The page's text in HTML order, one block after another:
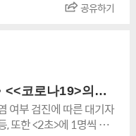
동자애국자를 발굴하여
이 되게 하며 “민족의 섬
가 특별공로상 시상 및
는 훌륭한 우수활동자를
타의 모범이 되게 하여
: 명재선 & 사단법인대
사)대한민
화재단' 밴드로 초대합
밴드명을 검색해 가
도사랑세계연대상임고
한민국 국회의원 태권도
재단총의장ㆍ이사장:김
공유하기
<긴급(동참) 간곡한 요청서> <<코로나19>의료봉사자를 돕는<위대한 봉사& 훌륭한 애국자(선착순)>특별모집중>✡><<당신의 헌혈도 (2초)에 1명씩 <응급 수혈 환자발생>꺼져가는 생명을 살립니다>
여부 검진에 따른 대기자
, 또한 <2초>에 1명씩 긴